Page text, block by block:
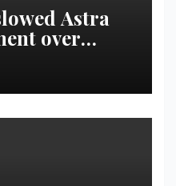
Astra
over
| VseTime.ru